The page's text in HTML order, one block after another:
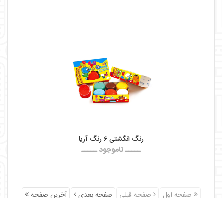
رنگ انگشتی ۶ رنگ آریا
ـــــ ناموجود ـــــ
صفحه اول صفحه قبلی صفحه بعدی آخرین صفحه